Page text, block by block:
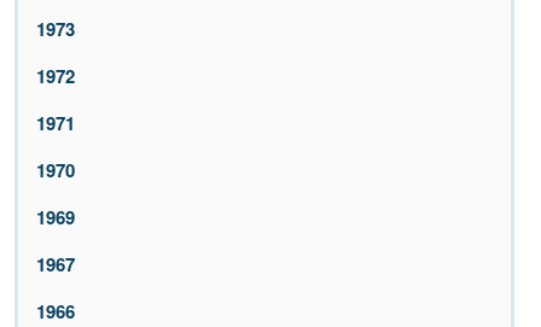
1973
1972
1971
1970
1969
1967
1966